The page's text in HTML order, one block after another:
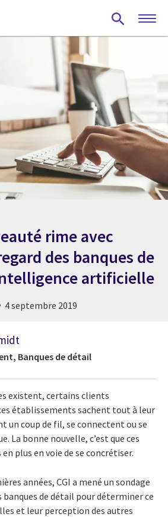
rime avec
des banques de
artificielle
4 septembre 2019
Banques de détail
existent, certains clients
établissements sachent tout à leur
un coup de fil, se connectent ou se
La bonne nouvelle, c’est que ces
plus en voie de se concrétiser.
années, CGI a mené un sondage
banques de détail pour déterminer ce
et leur perception des autres